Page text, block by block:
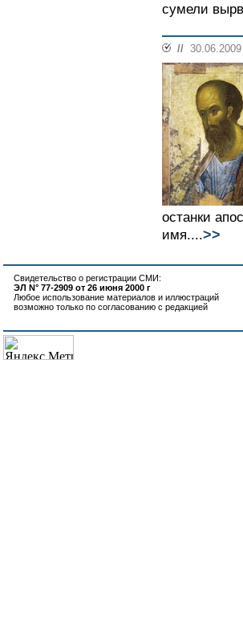
сумели
// 30.06.2009
останки
имя....>>
Свидетельство о регистрации СМИ:
ЭЛ N° 77-2909 от 26 июня 2000 г
Любое использование материалов и иллюстраций
возможно только по согласованию с редакцией